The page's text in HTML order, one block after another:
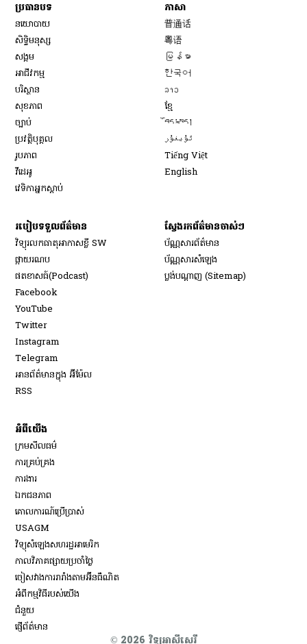
ប្រធានបទ
នយោបាយ
សិទ្ធិ​មនុស្ស
សង្គម
អាជីវកម្ម
បរិស្ថាន
សុខភាព
ច្បាប់
ប្រវត្តិបុគ្គល
រូបភាព
វីដេអូ
វេទិកា​អ្នក​ស្ដាប់
ភាសា
普通话
粤语
မြန်မာ
한국어
ລາວ
ខ្មែ
བོད་སྐད།
ئۇيغۇر
Tiếng Việt
English
របៀប​ទទួល​ព័ត៌មាន​
វិទ្យុ​រលក​ធាតុអាកាស​ខ្លី SW
​ផ្កាយ​រណប
​ផតខាសធ៍(Podcast)
Facebook
YouTube
Twitter
Instagram
Telegram
អានព័ត៌មានក្នុង អ៊ីម៉ែល
RSS
ស្វែងរកព័ត៌មានចាស់ៗ
ប័ណ្ណសារ​ព័ត៌មាន​
ប័ណ្ណសារ​សំឡេង
ប្លង់បណ្តាញ (Sitemap)
អំពីយើង
ក្រមសីលធម៌
ការគ្រប់គ្រង
ការងារ
ឯកជនភាព
គោលការណ៍ប្រើប្រាស់
USAGM
វិទ្យុសំឡេងសហរដ្ឋអាមេរិក
កាលវិភាគផ្សាយប្រចាំថ្ងៃ
ចៀសវាង​ការរារាំង​តាម​អ៊ីនធឺណិត
អំពីកម្មវិធីរបស់យើង
ជំនួយ
ផ្ញើព័ត៌មាន